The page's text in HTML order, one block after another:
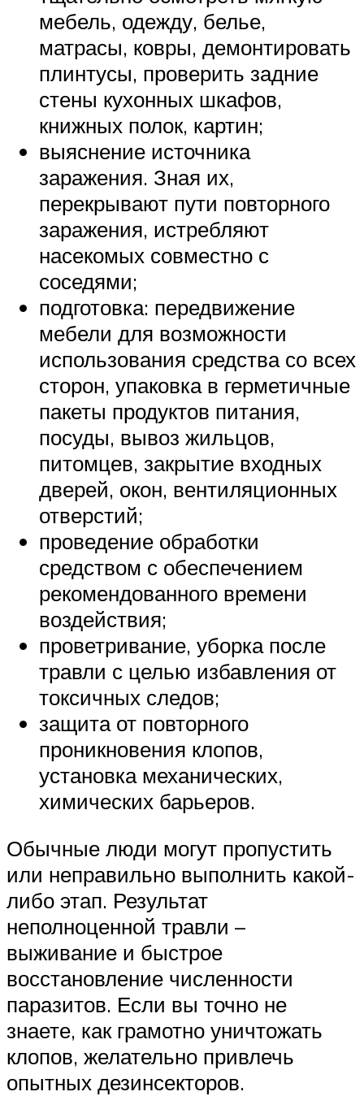
мебель, одежду, белье,
матрасы, ковры, демонтировать
плинтусы, проверить задние
стены кухонных шкафов,
книжных полок, картин;
выяснение источника
заражения. Зная их,
перекрывают пути повторного
заражения, истребляют
насекомых совместно с
соседями;
подготовка: передвижение
мебели для возможности
использования средства со всех
сторон, упаковка в герметичные
пакеты продуктов питания,
посуды, вывоз жильцов,
питомцев, закрытие входных
дверей, окон, вентиляционных
отверстий;
проведение обработки
средством с обеспечением
рекомендованного времени
воздействия;
проветривание, уборка после
травли с целью избавления от
токсичных следов;
защита от повторного
проникновения клопов,
установка механических,
химических барьеров.
Обычные люди могут пропустить
или неправильно выполнить какой-
либо этап. Результат
неполноценной травли –
выживание и быстрое
восстановление численности
паразитов. Если вы точно не
знаете, как грамотно уничтожать
клопов, желательно привлечь
опытных дезинсекторов.